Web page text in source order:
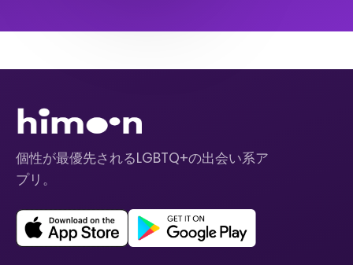
個性が最優先されるLGBTQ+の出会い系ア
プリ。